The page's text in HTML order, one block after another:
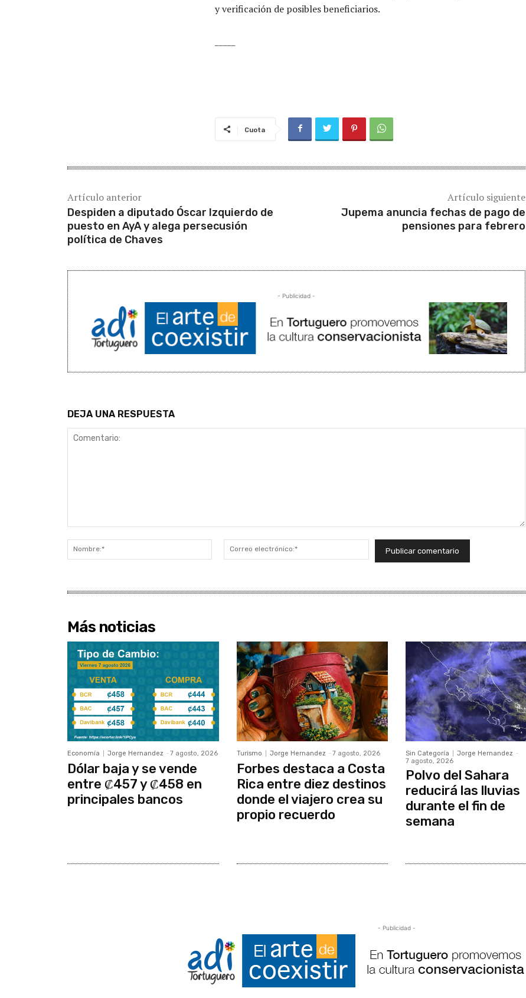
y verificación de posibles beneficiarios.
Cuota
Artículo anterior
Despiden a diputado Óscar Izquierdo de
puesto en AyA y alega persecusión
política de Chaves
Artículo siguiente
Jupema anuncia fechas de pago de
pensiones para febrero
- Publicidad -
DEJA UNA RESPUESTA
Nombre:*
electrónico:*
Más noticias
Economía Jorge Hernandez - 7 agosto, 2026
Dólar baja y se vende
entre ₡457 y ₡458 en
principales bancos
Turismo Jorge Hernandez - 7 agosto, 2026
Forbes destaca a Costa
Rica entre diez destinos
donde el viajero crea su
propio recuerdo
Sin Categoría Jorge Hernandez -
7 agosto, 2026
Polvo del Sahara
reducirá las lluvias
durante el fin de
semana
- Publicidad -